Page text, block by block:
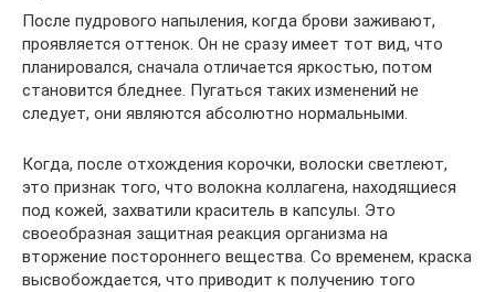
После пудрового напыления, когда брови заживают,
проявляется оттенок. Он не сразу имеет тот вид, что
планировался, сначала отличается яркостью, потом
становится бледнее. Пугаться таких изменений не
следует, они являются абсолютно нормальными.
Когда, после отхождения корочки, волоски светлеют,
это признак того, что волокна коллагена, находящиеся
под кожей, захватили краситель в капсулы. Это
своеобразная защитная реакция организма на
вторжение постороннего вещества. Со временем, краска
высвобождается, что приводит к получению того